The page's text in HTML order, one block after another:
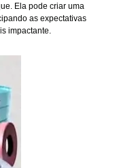
Ela pode criar uma
as expectativas
impactante.